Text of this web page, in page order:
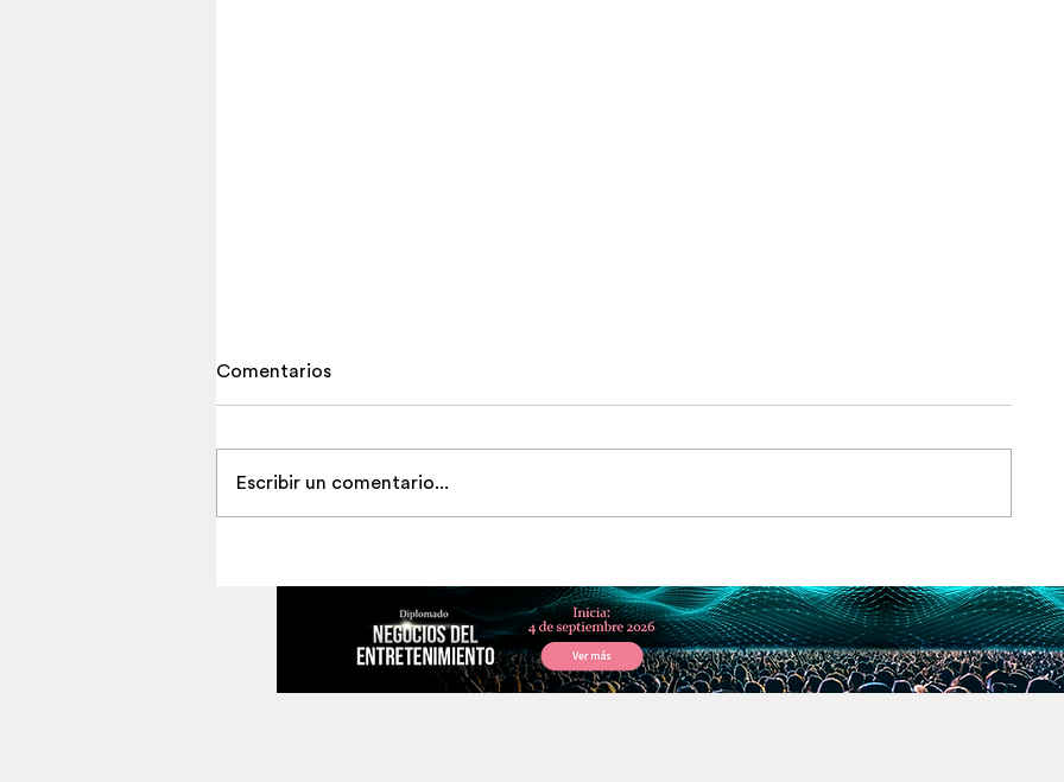
El tributo inmersivo a Piazzolla que
compite por un Grammy
Suno pierde demanda por
autor
Comentarios
Escribir un comentario...